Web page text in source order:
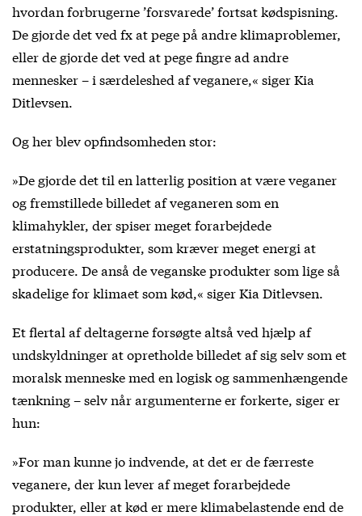
hvordan forbrugerne ’forsvarede’ fortsat kødspisning.
De gjorde det ved fx at pege på andre klimaproblemer,
eller de gjorde det ved at pege fingre ad andre
mennesker – i særdeleshed af veganere,« siger Kia
Ditlevsen.
Og her blev opfindsomheden stor:
»De gjorde det til en latterlig position at være veganer
og fremstillede billedet af veganeren som en
klimahykler, der spiser meget forarbejdede
erstatningsprodukter, som kræver meget energi at
producere. De anså de veganske produkter som lige så
skadelige for klimaet som kød,« siger Kia Ditlevsen.
Et flertal af deltagerne forsøgte altså ved hjælp af
undskyldninger at opretholde billedet af sig selv som et
moralsk menneske med en logisk og sammenhængende
tænkning – selv når argumenterne er forkerte, siger er
hun:
»For man kunne jo indvende, at det er de færreste
veganere, der kun lever af meget forarbejdede
produkter, eller at kød er mere klimabelastende end de